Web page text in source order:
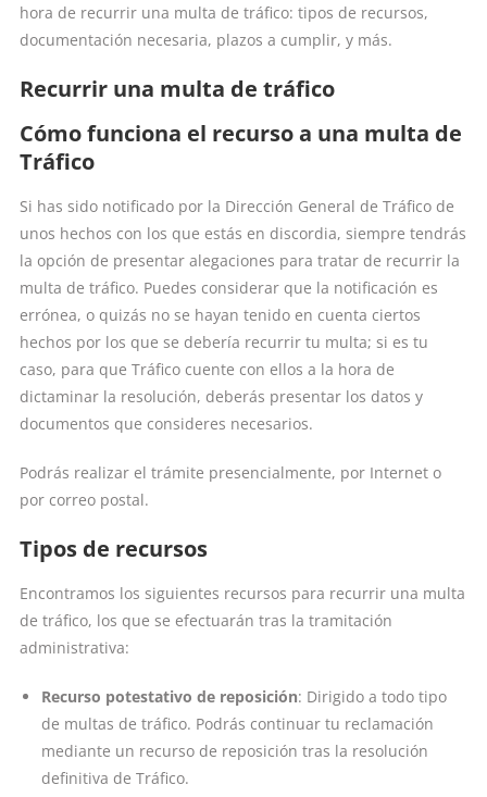
hora de recurrir una multa de tráfico: tipos de recursos,
documentación necesaria, plazos a cumplir, y más.
Recurrir una multa de tráfico
Cómo funciona el recurso a una multa de
Tráfico
Si has sido notificado por la Dirección General de Tráfico de
unos hechos con los que estás en discordia, siempre tendrás
la opción de presentar alegaciones para tratar de recurrir la
multa de tráfico. Puedes considerar que la notificación es
errónea, o quizás no se hayan tenido en cuenta ciertos
hechos por los que se debería recurrir tu multa; si es tu
caso, para que Tráfico cuente con ellos a la hora de
dictaminar la resolución, deberás presentar los datos y
documentos que consideres necesarios.
Podrás realizar el trámite presencialmente, por Internet o
por correo postal.
Tipos de recursos
Encontramos los siguientes recursos para recurrir una multa
de tráfico, los que se efectuarán tras la tramitación
administrativa:
Recurso potestativo de reposición: Dirigido a todo tipo
de multas de tráfico. Podrás continuar tu reclamación
mediante un recurso de reposición tras la resolución
definitiva de Tráfico.